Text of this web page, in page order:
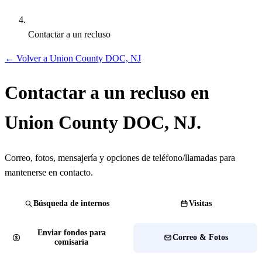
Contactar a un recluso
← Volver a Union County DOC, NJ
Contactar a un recluso en
Union County DOC, NJ.
Correo, fotos, mensajería y opciones de teléfono/llamadas para
mantenerse en contacto.
Búsqueda de internos Visitas
Enviar fondos para
comisaría
Correo & Fotos